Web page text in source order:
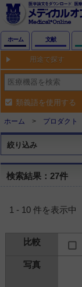
ホーム 文献
用途で探す
類義語を使用する
ホーム プロダクト
絞り込み
検索結果：27件
1 - 10 件を表示中